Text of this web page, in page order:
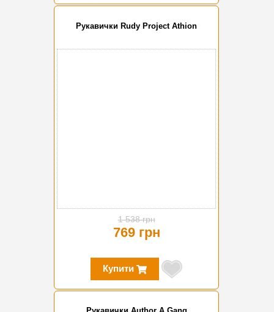
Рукавички Rudy Project Athion
1 538 грн
769 грн
Купити